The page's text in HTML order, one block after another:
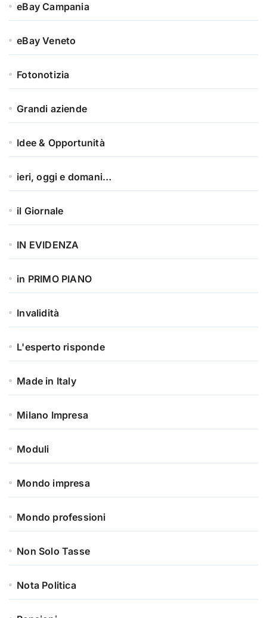
eBay Campania
eBay Veneto
Fotonotizia
Grandi aziende
Idee & Opportunità
ieri, oggi e domani…
il Giornale
IN EVIDENZA
in PRIMO PIANO
Invalidità
L'esperto risponde
Made in Italy
Milano Impresa
Moduli
Mondo impresa
Mondo professioni
Non Solo Tasse
Nota Politica